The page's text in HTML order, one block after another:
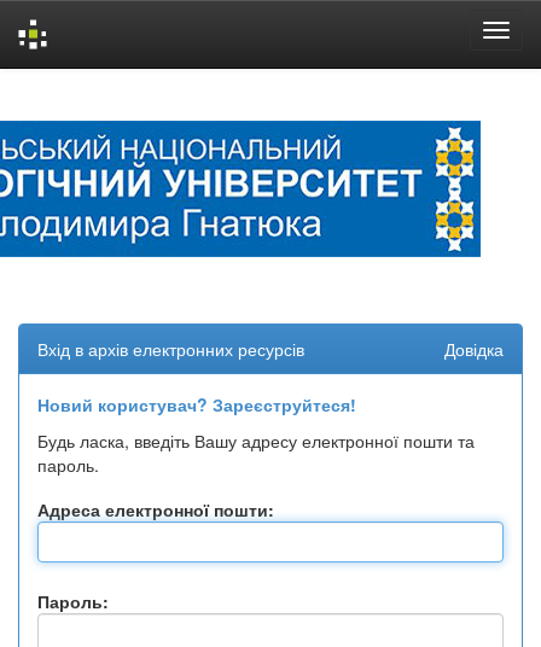
Вхід в архів електронних ресурсів Довідка
Новий користувач? Зареєструйтеся!
Будь ласка, введіть Вашу адресу електронної пошти та
пароль.
Адреса електронної пошти:
Пароль: